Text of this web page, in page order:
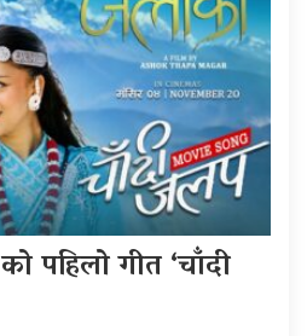
को पहिलो गीत ‘चाँदी